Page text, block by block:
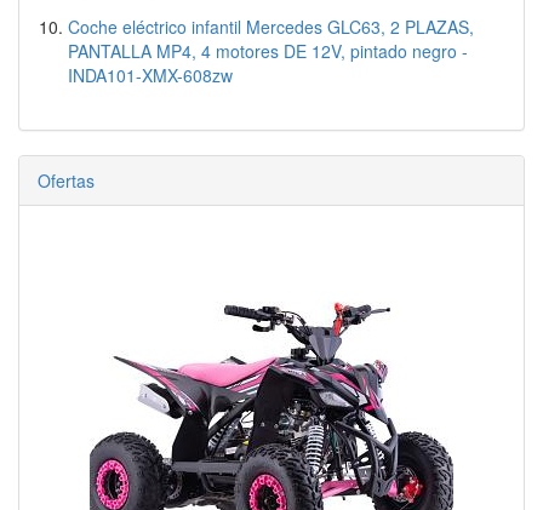
Coche eléctrico infantil Mercedes GLC63, 2 PLAZAS,
PANTALLA MP4, 4 motores DE 12V, pintado negro -
INDA101-XMX-608zw
Ofertas